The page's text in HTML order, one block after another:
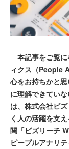
本記事をご覧に
ィクス（People
心をお持ちかと
に理解できてい
は、株式会社ビ
く人の活躍を支
関「ビズリーチ
ピープルアナリ